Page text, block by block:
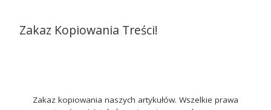
Zakaz Kopiowania Treści!
Zakaz kopiowania naszych artykułów. Wszelkie prawa